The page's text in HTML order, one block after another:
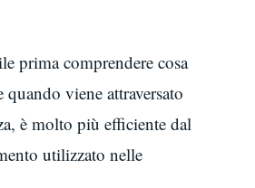
prima comprendere cosa
viene attraversato
è molto più efficiente dal
utilizzato nelle